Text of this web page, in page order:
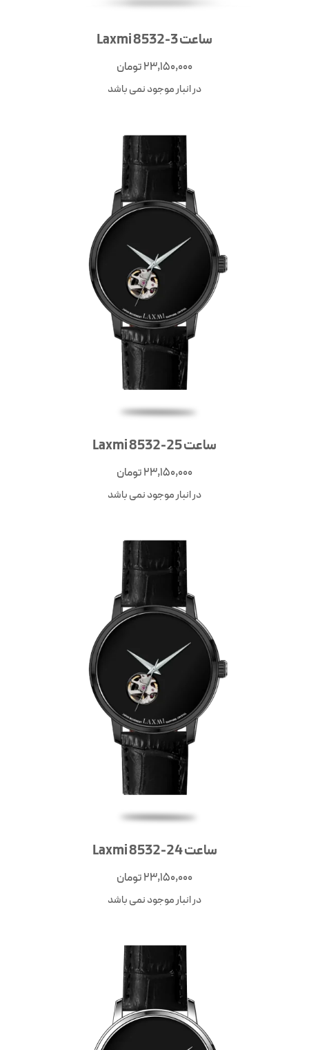
ساعت Laxmi 8532-3
23,150,000تومان
در انبار موجود نمی باشد
ساعت Laxmi 8532-25
23,150,000تومان
در انبار موجود نمی باشد
ساعت Laxmi 8532-24
23,150,000تومان
در انبار موجود نمی باشد